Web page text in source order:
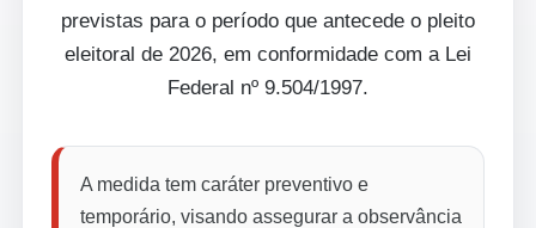
previstas para o período que antecede o pleito
eleitoral de 2026, em conformidade com a Lei
Federal nº 9.504/1997.
A medida tem caráter preventivo e
temporário, visando assegurar a observância